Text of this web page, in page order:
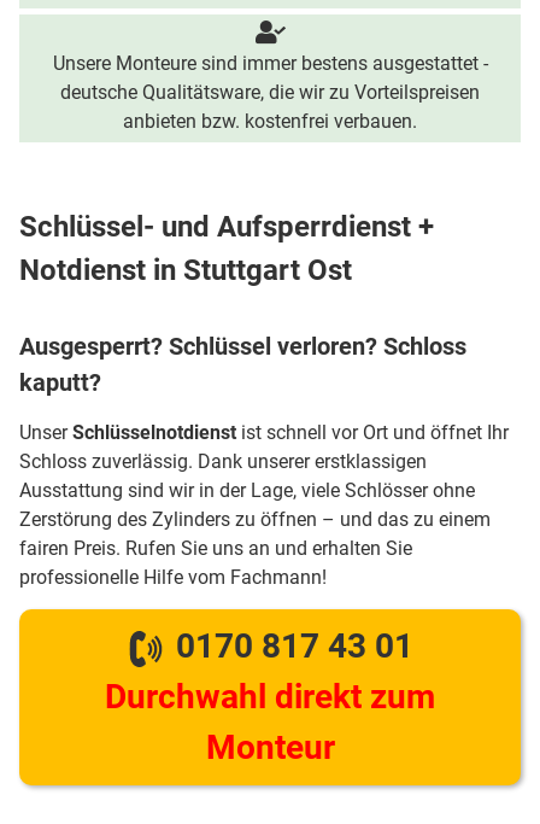
Unsere Monteure sind immer bestens ausgestattet -
deutsche Qualitätsware, die wir zu Vorteilspreisen
anbieten bzw. kostenfrei verbauen.
Schlüssel- und Aufsperrdienst +
Notdienst in Stuttgart Ost
Ausgesperrt? Schlüssel verloren? Schloss
kaputt?
UnserSchlüsselnotdienst ist schnell vor Ort und öffnet Ihr
Schloss zuverlässig. Dank unserer erstklassigen
Ausstattung sind wir in der Lage, viele Schlösser ohne
Zerstörung des Zylinders zu öffnen – und das zu einem
fairen Preis. Rufen Sie uns an und erhalten Sie
professionelle Hilfe vom Fachmann!
0170 817 43 01
Durchwahl direkt zum
Monteur